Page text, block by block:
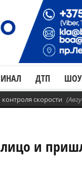
ДТП
скорости
и